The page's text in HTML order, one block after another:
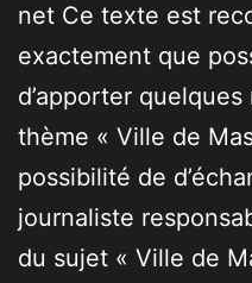
net Ce texte est
exactement que
d’apporter
thème « Ville de
possibilité de
journaliste
du sujet « Ville de